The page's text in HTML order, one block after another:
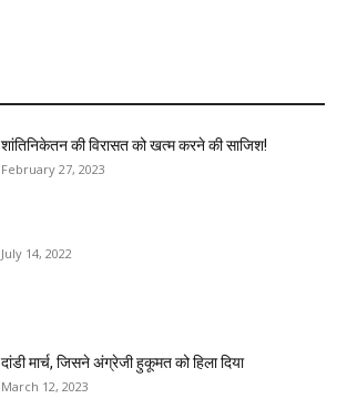
शांतिनिकेतन की विरासत को खत्म करने की साजिश!
February 27, 2023
July 14, 2022
दांडी मार्च, जिसने अंग्रेजी हुकूमत को हिला दिया
March 12, 2023